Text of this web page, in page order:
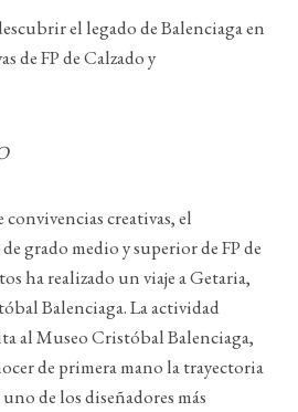
convivencias creativas, el
grado medio y superior de FP de
ha realizado un viaje a Getaria,
Balenciaga. La actividad
al Museo Cristóbal Balenciaga,
de primera mano la trayectoria
de los diseñadores más